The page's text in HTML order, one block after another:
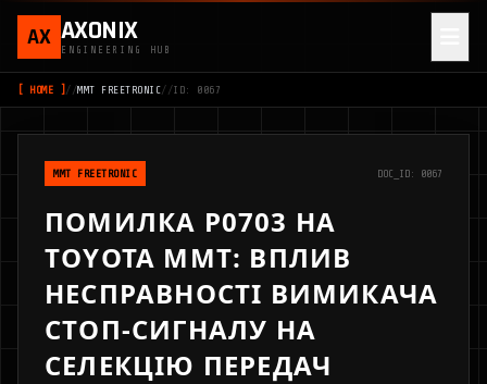
AX AXONIX
ENGINEERING HUB
[ HOME ] //MMT FREETRONIC//ID: 0067
MMT FREETRONIC DOC_ID: 0067
ПОМИЛКА P0703 НА
TOYOTA MMT: ВПЛИВ
НЕСПРАВНОСТІ ВИМИКАЧА
СТОП-СИГНАЛУ НА
СЕЛЕКЦІЮ ПЕРЕДАЧ